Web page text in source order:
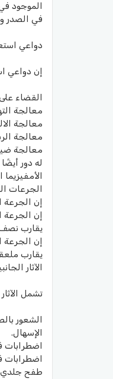
الموجود
في الصدر
دواعي
إن دواعي
القضاء
معالجة
معالجة
معالجة
معالجة
له دور
الجرعات
إن الجرعة المسموح
يقارب
يقارب
الآثار
تشمل
الشعور
الإسهال.
اضطرابات
طفح